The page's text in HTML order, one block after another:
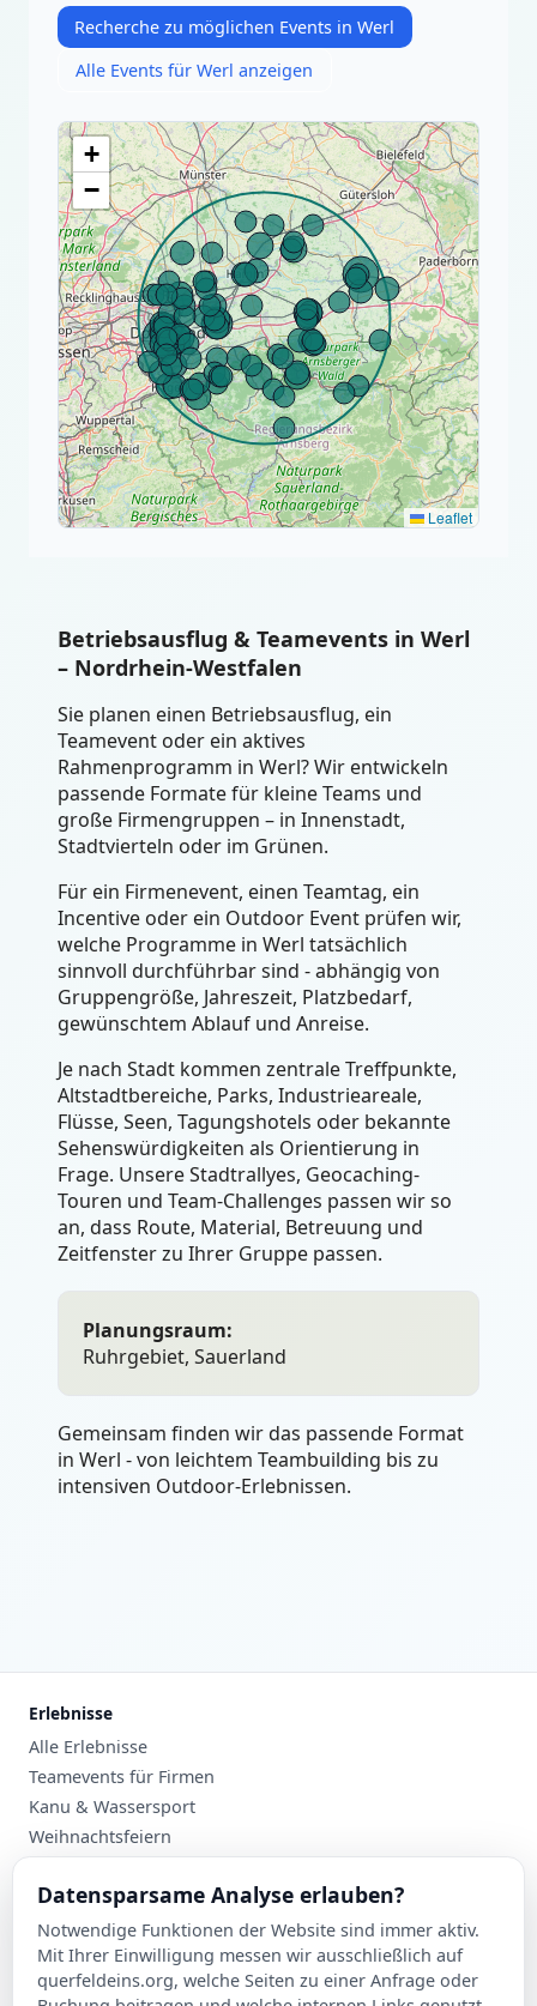
Recherche zu möglichen Events in Werl
Alle Events für Werl anzeigen
+
−
Leaflet
Betriebsausflug & Teamevents in Werl
– Nordrhein-Westfalen
Sie planen einen Betriebsausflug, ein
Teamevent oder ein aktives
Rahmenprogramm in Werl? Wir entwickeln
passende Formate für kleine Teams und
große Firmengruppen – in Innenstadt,
Stadtvierteln oder im Grünen.
Für ein Firmenevent, einen Teamtag, ein
Incentive oder ein Outdoor Event prüfen wir,
welche Programme in Werl tatsächlich
sinnvoll durchführbar sind - abhängig von
Gruppengröße, Jahreszeit, Platzbedarf,
gewünschtem Ablauf und Anreise.
Je nach Stadt kommen zentrale Treffpunkte,
Altstadtbereiche, Parks, Industrieareale,
Flüsse, Seen, Tagungshotels oder bekannte
Sehenswürdigkeiten als Orientierung in
Frage. Unsere Stadtrallyes, Geocaching-
Touren und Team-Challenges passen wir so
an, dass Route, Material, Betreuung und
Zeitfenster zu Ihrer Gruppe passen.
Planungsraum:
Ruhrgebiet, Sauerland
Gemeinsam finden wir das passende Format
in Werl - von leichtem Teambuilding bis zu
intensiven Outdoor-Erlebnissen.
Erlebnisse
Alle Erlebnisse
Teamevents für Firmen
Kanu & Wassersport
Weihnachtsfeiern
Planung
Events nach Stadt
Suche
Kontakt
Datensparsame Analyse erlauben?
Notwendige Funktionen der Website sind immer aktiv.
Mit Ihrer Einwilligung messen wir ausschließlich auf
querfeldeins.org, welche Seiten zu einer Anfrage oder